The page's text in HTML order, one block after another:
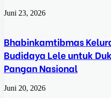
Juni 23, 2026
Bhabinkamtibmas
Budidaya Lele untuk
Pangan Nasional
Juni 20, 2026